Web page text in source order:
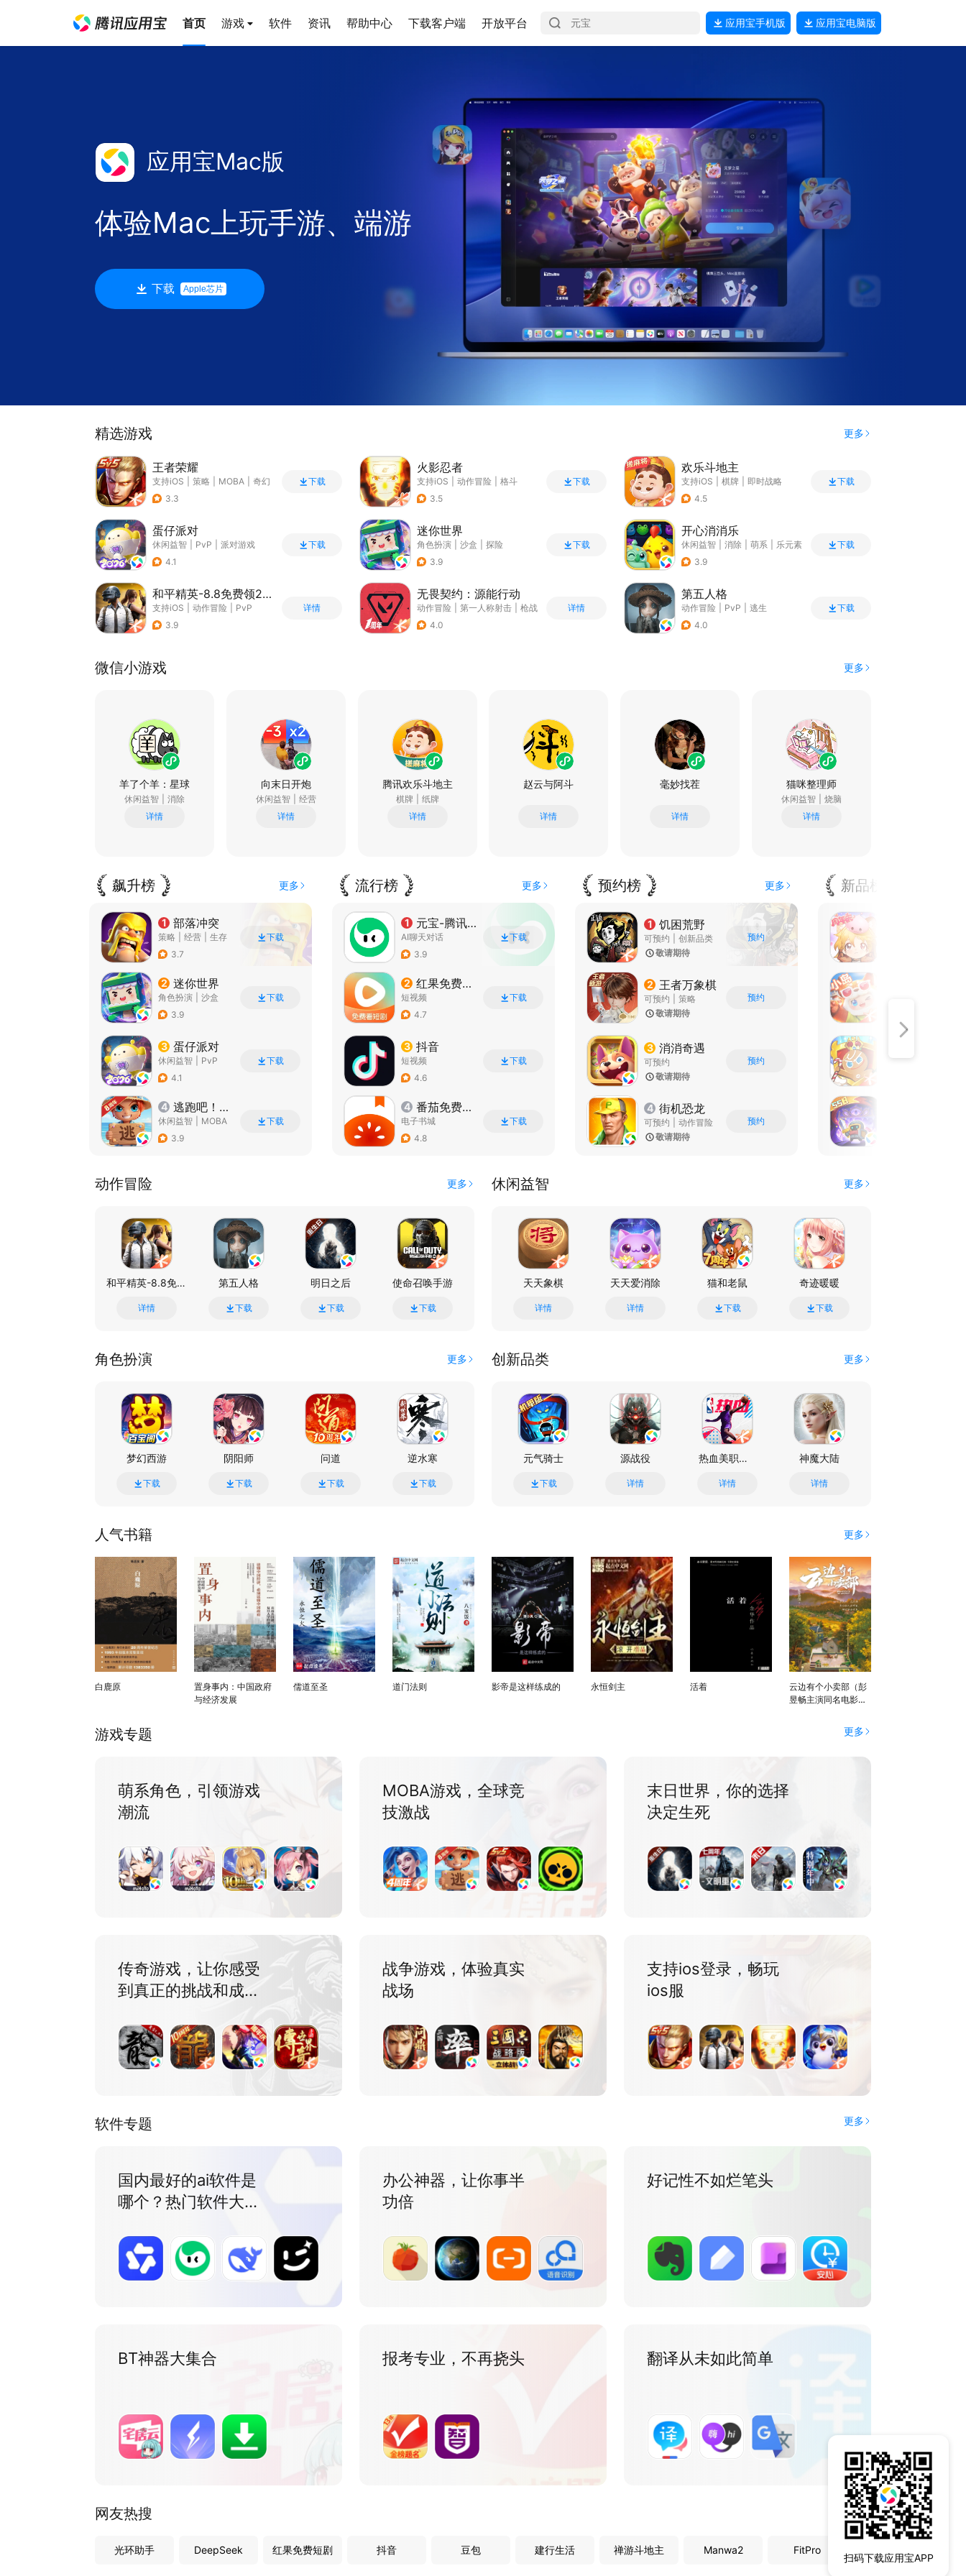
首页 游戏 软件 资讯 帮助中心 下载客户端 开放平台 应用宝手机版 应用宝电脑版
扫码下载应用宝APP
应用宝Mac版
体验Mac上玩手游、端游
下载 Apple芯片
精选游戏 更多
王者荣耀
支持iOS 策略 MOBA
奇幻
3.3
下载
蛋仔派对
休闲益智 PvP
派对游戏
|
卡通
4.1
下载
和平精英-8.8免费领20连抽
支持iOS 动作冒险
PvP
|
枪战
3.9
详情
火影忍者
支持iOS 动作冒险
格斗
|
动漫改编
3.5
下载
迷你世界
角色扮演 沙盒
探险
|
我的世界
3.9
下载
无畏契约：源能行动
动作冒险 第一人称射击
枪战
|
5v5
4.0
详情
欢乐斗地主
支持iOS 棋牌
即时战略
|
Q版
4.5
下载
开心消消乐
休闲益智 消除 萌系
乐元素
3.9
下载
第五人格
动作冒险 PvP
逃生
|
非对称竞技
4.0
下载
微信小游戏 更多
羊了个羊：星球
休闲益智 消除
详情
向末日开炮
休闲益智 经营
详情
腾讯欢乐斗地主
棋牌 纸牌
详情
赵云与阿斗
详情
毫妙找茬
详情
猫咪整理师
休闲益智 烧脑
详情
飙升榜 更多
1 部落冲突
策略 经营
生存
|
部落冲突
3.7
下载
2 迷你世界
角色扮演
沙盒
|
探险
3.9
下载
3 蛋仔派对
休闲益智
PvP
|
派对游戏
4.1
下载
4 逃跑吧！少年
休闲益智
MOBA
|
非对称竞技
3.9
下载
流行榜 更多
1 元宝-腾讯旗下AI助手
AI聊天对话
3.9
下载
2 红果免费短剧
短视频
4.7
下载
3 抖音
短视频
4.6
下载
4 番茄免费小说
电子书城
4.8
下载
预约榜 更多
1 饥困荒野
可预约
创新品类
| 沙盒 | 冒险
敬请期待
预约
2 王者万象棋
可预约
策略
| 自走棋 | 王者荣耀
敬请期待
预约
3 消消奇遇
可预约
敬请期待
预约
4 街机恐龙
可预约
动作冒险
| 格斗 | 恐龙
敬请期待
预约
新品榜
策略
动作冒险 更多
和平精英-8.8免费领20连抽
详情
第五人格
下载
明日之后
下载
使命召唤手游
下载
火影忍者
下载
穿越火线-枪战王者
下载
崩坏3
休闲益智 更多
天天象棋
详情
天天爱消除
详情
猫和老鼠
下载
奇迹暖暖
下载
角色扮演 更多
梦幻西游
下载
阴阳师
下载
问道
下载
逆水寒
下载
天龙八部手游
下载
燕云十六声
创新品类 更多
元气骑士
下载
源战役
详情
热血美职篮-每周送球星
详情
神魔大陆
详情
人气书籍 更多
白鹿原
置身事内：中国政府
与经济发展
儒道至圣 道门法则 影帝是这样练成的 永恒剑主 活着
云边有个小卖部（彭
昱畅主演同名电影原
游戏专题 更多
萌系角色，引领游戏
潮流
MOBA游戏，全球竞
技激战
末日世界，你的选择
决定生死
传奇游戏，让你感受
到真正的挑战和成就
战争游戏，体验真实
战场
支持ios登录，畅玩
ios服
软件专题 更多
国内最好的ai软件是
哪个？热门软件大揭
办公神器，让你事半
功倍
好记性不如烂笔头
BT神器大集合 报考专业，不再挠头 翻译从未如此简单
网友热搜
光环助手 DeepSeek 红果免费短剧 抖音 豆包 建行生活 禅游斗地主 Manwa2 FitPro